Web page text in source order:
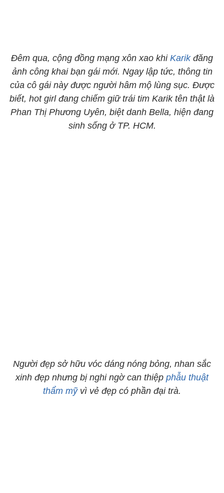
Đêm qua, cộng đồng mạng xôn xao khi Karikđăng
ảnh công khai bạn gái mới. Ngay lập tức, thông tin
của cô gái này được người hâm mộ lùng sục. Được
biết, hot girl đang chiếm giữ trái tim Karik tên thật là
Phan Thị Phương Uyên, biệt danh Bella, hiện đang
sinh sống ở TP. HCM.
Người đẹp sở hữu vóc dáng nóng bỏng, nhan sắc
xinh đẹp nhưng bị nghi ngờ can thiệp phẫu thuật
thẩm mỹvì vẻ đẹp có phần đại trà.